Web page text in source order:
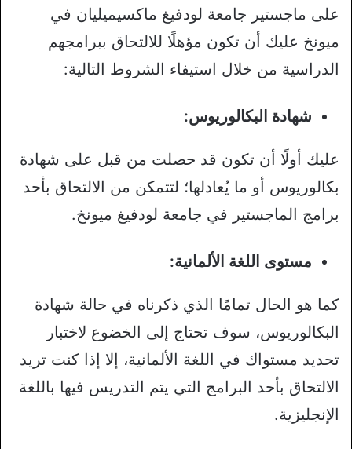
على ماجستير جامعة لودفيغ ماكسيميليان في
ميونخ عليك أن تكون مؤهلًا للالتحاق ببرامجهم
الدراسية من خلال استيفاء الشروط التالية:
شهادة البكالوريوس:
عليك أولًا أن تكون قد حصلت من قبل على شهادة
بكالوريوس أو ما يُعادلها؛ لتتمكن من الالتحاق بأحد
برامج الماجستير في جامعة لودفيغ ميونخ.
مستوى اللغة الألمانية:
كما هو الحال تمامًا الذي ذكرناه في حالة شهادة
البكالوريوس، سوف تحتاج إلى الخضوع لاختبار
تحديد مستواك في اللغة الألمانية، إلا إذا كنت تريد
الالتحاق بأحد البرامج التي يتم التدريس فيها باللغة
الإنجليزية.